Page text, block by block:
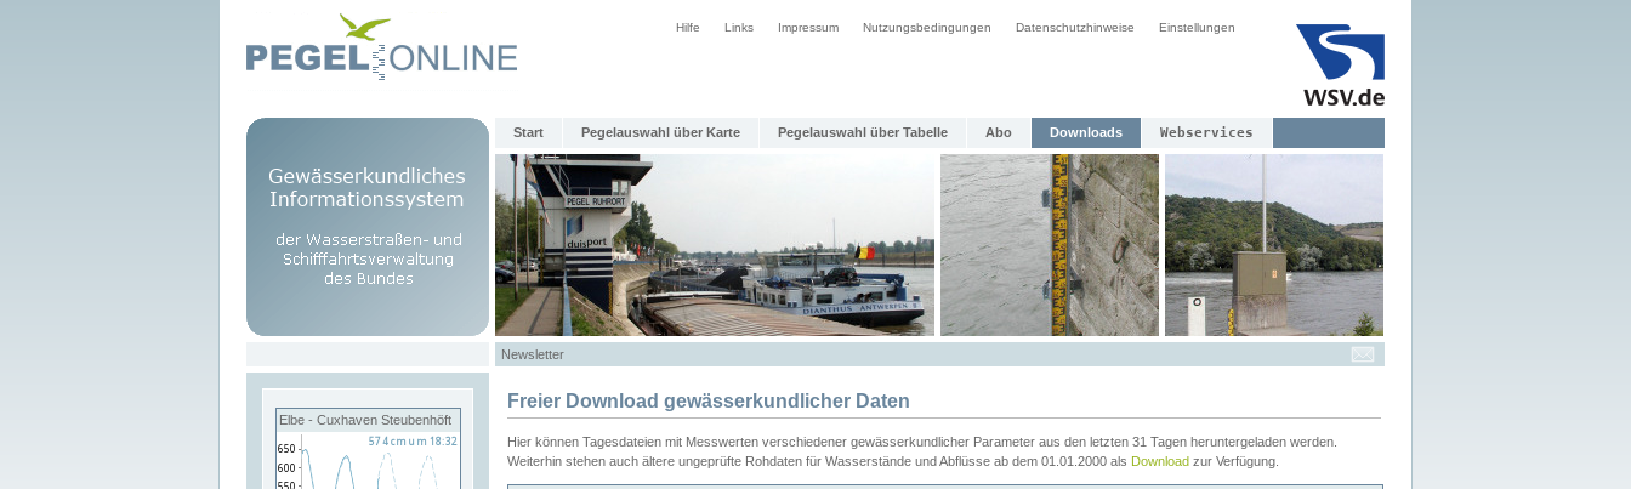
Hilfe Links Impressum Nutzungsbedingungen Datenschutzhinweise Einstellungen
Start Pegelauswahl über Karte Pegelauswahl über Tabelle Abo Downloads Webservices
Newsletter
Elbe - Cuxhaven Steubenhöft
Freier Download gewässerkundlicher Daten
Hier können Tagesdateien mit Messwerten verschiedener gewässerkundlicher Parameter aus den letzten 31 Tagen heruntergeladen werden.
Weiterhin stehen auch ältere ungeprüfte Rohdaten für Wasserstände und Abflüsse ab dem 01.01.2000 als Download zur Verfügung.